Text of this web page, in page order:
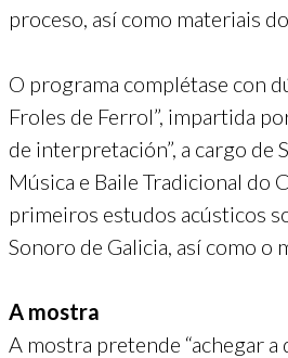
proceso, así como materiais
O programa complétase con
Froles de Ferrol”, impartida
de interpretación”, a cargo de
Música e Baile Tradicional do
primeiros estudos acústicos
Sonoro de Galicia, así como o
A mostra
A mostra pretende “achegar